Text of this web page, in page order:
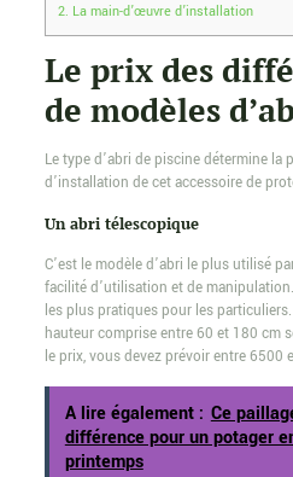
2. La main-d’œuvre d’installation
Le prix des
de modèles
Le type d’abri de piscine détermine la
d’installation de cet accessoire de
Un abri télescopique
C’est le modèle d’abri le plus utilisé
facilité d’utilisation et de
les plus pratiques pour les
hauteur comprise entre 60 et 180 cm
le prix, vous devez prévoir entre 6500
A lire également : Ce
différence pour un potager
printemps